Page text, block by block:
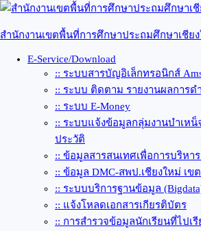
Skip
content
สำนักงานเขตพื้นที่การศึกษาประถมศึกษาเชียง
E-Service/Download
:: ระบบสารบัญอิเล็กทรอนิกส์
:: ระบบ ติดตาม รายงานผลการด
:: ระบบ E-Money
:: ระบบแจ้งข้อมูลกลุ่มงานบำเห
ประวัติ
:: ข้อมูลสารสนเทศเพื่อการบริหาร
:: ข้อมูล DMC-สพป.เชียงใหม่ เข
:: ระบบบริการฐานข้อมูล
:: แจ้งโหลดเอกสารเกียรติบัตร
:: การสำรวจข้อมูลนักเรียนที่ไปเ